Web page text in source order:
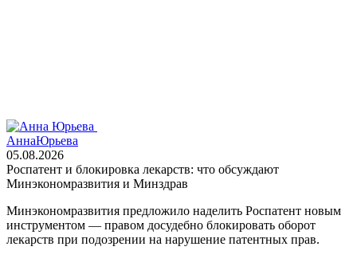
АннаЮрьева
05.08.2026
Роспатент и блокировка лекарств: что обсуждают
Минэкономразвития и Минздрав
Минэкономразвития предложило наделить Роспатент новым
инструментом — правом досудебно блокировать оборот
лекарств при подозрении на нарушение патентных прав.